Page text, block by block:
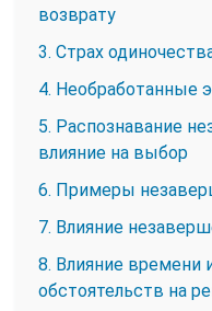
возврату
3. Страх
4. Необработанные
5. Распознавание
влияние на выбор
6. Примеры
7. Влияние
8. Влияние
обстоятельств на